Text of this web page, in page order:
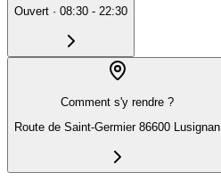
Ouvert · 08:30 - 22:30
Comment s'y rendre ?
Route de Saint-Germier 86600 Lusignan